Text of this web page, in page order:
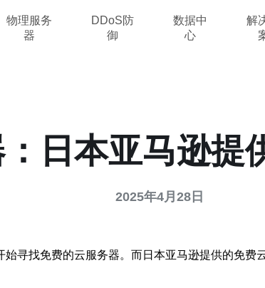
物理服务
器
DDoS防
御
数据中
心
解
日本亚马逊提
2025年4月28日
寻找免费的云服务器。而日本亚马逊提供的免